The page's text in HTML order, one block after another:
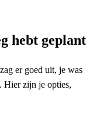
hebt geplant
er goed uit, je was
Hier zijn je opties,